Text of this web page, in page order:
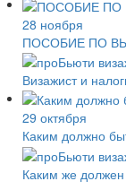
28 ноября
ПОСОБИЕ ПО
Визажист и
29 октября
Каким должно
Каким же